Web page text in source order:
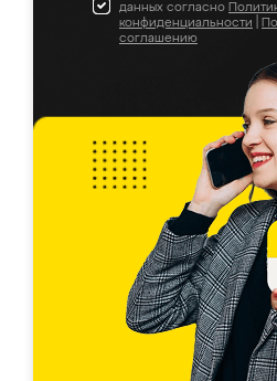
данных согласно
конфиденциальности
соглашению